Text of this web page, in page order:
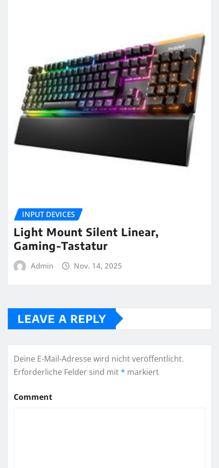
INPUT DEVICES
Light Mount Silent Linear,
Gaming-Tastatur
Admin Nov. 14, 2025
LEAVE A REPLY
Deine E-Mail-Adresse wird nicht veröffentlicht.
Erforderliche Felder sind mit* markiert
Comment